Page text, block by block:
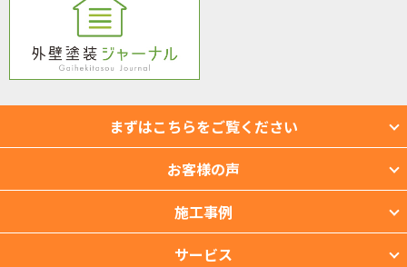
まずはこちらをご覧ください
お客様の声
施工事例
サービス